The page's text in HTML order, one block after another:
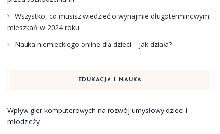
Wszystko, co musisz wiedzieć o wynajmie długoterminowym
mieszkań w 2024 roku
Nauka niemieckiego online dla dzieci – jak działa?
EDUKACJA I NAUKA
Wpływ gier komputerowych na rozwój umysłowy dzieci i
młodzieży